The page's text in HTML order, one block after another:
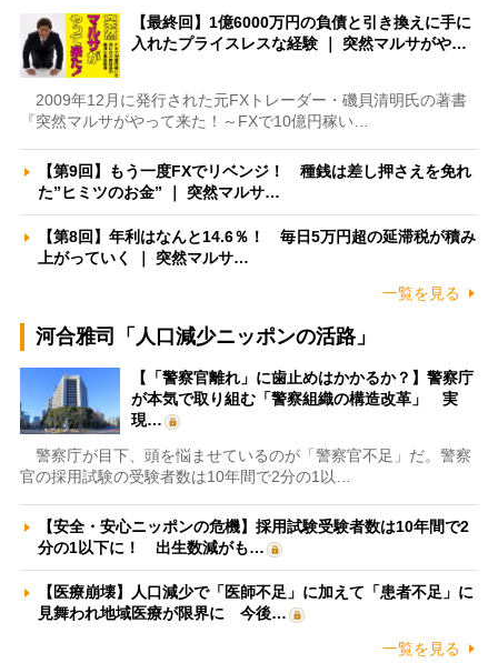
【最終回】1億6000万円の負債と引き換えに手に
入れたプライスレスな経験 ｜ 突然マルサがや…
2009年12月に発行された元FXトレーダー・磯貝清明氏の著書
『突然マルサがやって来た！～FXで10億円稼い…
【第9回】もう一度FXでリベンジ！ 種銭は差し押さえを免れ
た”ヒミツのお金” ｜ 突然マルサ…
【第8回】年利はなんと14.6％！ 毎日5万円超の延滞税が積み
上がっていく ｜ 突然マルサ…
一覧を見る
河合雅司「人口減少ニッポンの活路」
【「警察官離れ」に歯止めはかかるか？】警察庁
が本気で取り組む「警察組織の構造改革」 実
現…
警察庁が目下、頭を悩ませているのが「警察官不足」だ。警察
官の採用試験の受験者数は10年間で2分の1以…
【安全・安心ニッポンの危機】採用試験受験者数は10年間で2
分の1以下に！ 出生数減がも…
【医療崩壊】人口減少で「医師不足」に加えて「患者不足」に
見舞われ地域医療が限界に 今後…
一覧を見る